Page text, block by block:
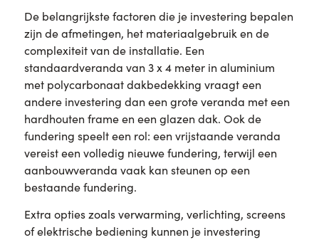
De belangrijkste factoren die je investering bepalen
zijn de afmetingen, het materiaalgebruik en de
complexiteit van de installatie. Een
standaardveranda van 3 x 4 meter in aluminium
met polycarbonaat dakbedekking vraagt een
andere investering dan een grote veranda met een
hardhouten frame en een glazen dak. Ook de
fundering speelt een rol: een vrijstaande veranda
vereist een volledig nieuwe fundering, terwijl een
aanbouwveranda vaak kan steunen op een
bestaande fundering.
Extra opties zoals verwarming, verlichting, screens
of elektrische bediening kunnen je investering